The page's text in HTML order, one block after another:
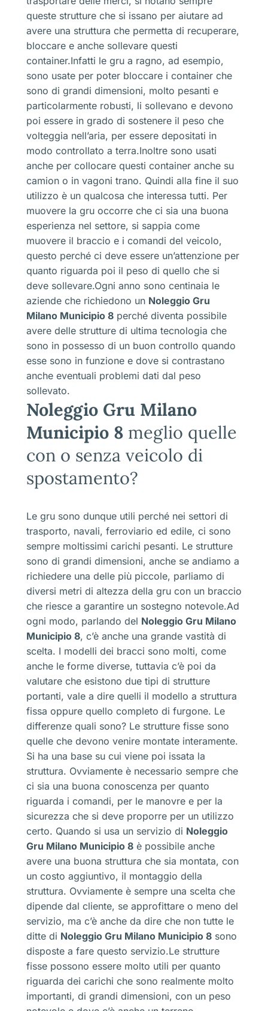
queste strutture che si issano per aiutare ad
avere una struttura che permetta di recuperare,
bloccare e anche sollevare questi
container.Infatti le gru a ragno, ad esempio,
sono usate per poter bloccare i container che
sono di grandi dimensioni, molto pesanti e
particolarmente robusti, li sollevano e devono
poi essere in grado di sostenere il peso che
volteggia nell’aria, per essere depositati in
modo controllato a terra.Inoltre sono usati
anche per collocare questi container anche su
camion o in vagoni trano. Quindi alla fine il suo
utilizzo è un qualcosa che interessa tutti. Per
muovere la gru occorre che ci sia una buona
esperienza nel settore, si sappia come
muovere il braccio e i comandi del veicolo,
questo perché ci deve essere un’attenzione per
quanto riguarda poi il peso di quello che si
deve sollevare.Ogni anno sono centinaia le
aziende che richiedono un Noleggio Gru
Milano Municipio 8 perché diventa possibile
avere delle strutture di ultima tecnologia che
sono in possesso di un buon controllo quando
esse sono in funzione e dove si contrastano
anche eventuali problemi dati dal peso
sollevato.
Noleggio Gru Milano
Municipio 8 meglio quelle
con o senza veicolo di
spostamento?
Le gru sono dunque utili perché nei settori di
trasporto, navali, ferroviario ed edile, ci sono
sempre moltissimi carichi pesanti. Le strutture
sono di grandi dimensioni, anche se andiamo a
richiedere una delle più piccole, parliamo di
diversi metri di altezza della gru con un braccio
che riesce a garantire un sostegno notevole.Ad
ogni modo, parlando del Noleggio Gru Milano
Municipio 8, c’è anche una grande vastità di
scelta. I modelli dei bracci sono molti, come
anche le forme diverse, tuttavia c’è poi da
valutare che esistono due tipi di strutture
portanti, vale a dire quelli il modello a struttura
fissa oppure quello completo di furgone. Le
differenze quali sono? Le strutture fisse sono
quelle che devono venire montate interamente.
Si ha una base su cui viene poi issata la
struttura. Ovviamente è necessario sempre che
ci sia una buona conoscenza per quanto
riguarda i comandi, per le manovre e per la
sicurezza che si deve proporre per un utilizzo
certo. Quando si usa un servizio di Noleggio
Gru Milano Municipio 8 è possibile anche
avere una buona struttura che sia montata, con
un costo aggiuntivo, il montaggio della
struttura. Ovviamente è sempre una scelta che
dipende dal cliente, se approfittare o meno del
servizio, ma c’è anche da dire che non tutte le
ditte di Noleggio Gru Milano Municipio 8 sono
disposte a fare questo servizio.Le strutture
fisse possono essere molto utili per quanto
riguarda dei carichi che sono realmente molto
importanti, di grandi dimensioni, con un peso